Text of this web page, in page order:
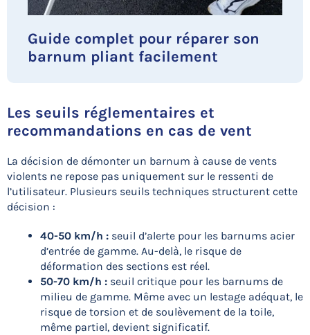
Guide complet pour réparer son
barnum pliant facilement
Les seuils réglementaires et
recommandations en cas de vent
La décision de démonter un barnum à cause de vents
violents ne repose pas uniquement sur le ressenti de
l’utilisateur. Plusieurs seuils techniques structurent cette
décision :
40-50 km/h : seuil d’alerte pour les barnums acier
d’entrée de gamme. Au-delà, le risque de
déformation des sections est réel.
50-70 km/h : seuil critique pour les barnums de
milieu de gamme. Même avec un lestage adéquat, le
risque de torsion et de soulèvement de la toile,
même partiel, devient significatif.